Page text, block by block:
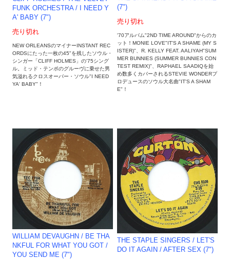
FUNK ORCHESTRA / I NEED Y
A' BABY (7")
売り切れ
NEW ORLEANSのマイナーINSTANT REC
ORDSにたった一枚の45"を残したソウル・
シンガー「CLIFF HOLMES」の'75シング
ル。ミッド・テンポのグルーヴに乗せた男
気溢れるクロスオーバー・ソウル"I NEED
YA' BABY"！
(7")
売り切れ
'70アルバム"2ND TIME AROUND"からのカ
ット！MONIE LOVE"IT'S A SHAME (MY S
ISTER)"、R. KELLY FEAT. AALIYAH"SUM
MER BUNNIES (SUMMER BUNNIES CON
TEST REMIX)"、RAPHAEL SAADIQを始
め数多くカバーされるSTEVIE WONDERプ
ロデュースのソウル大名曲"IT'S A SHAM
E"！
WILLIAM DEVAUGHN / BE THA
NKFUL FOR WHAT YOU GOT /
YOU SEND ME (7")
THE STAPLE SINGERS / LET'S
DO IT AGAIN / AFTER SEX (7")